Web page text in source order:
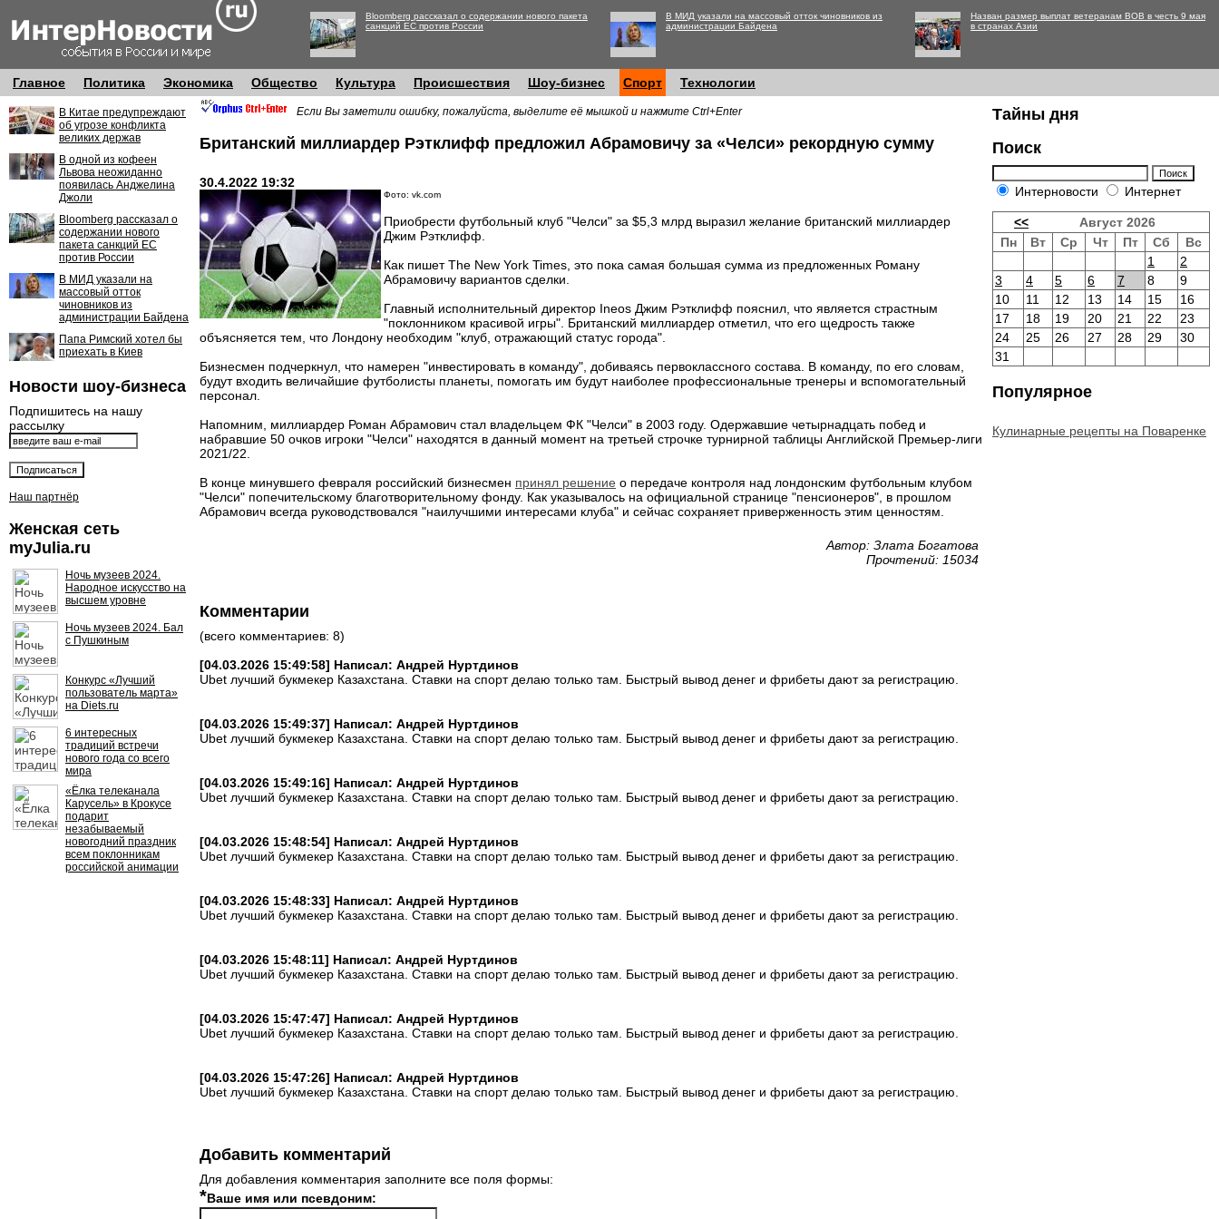
Bloomberg рассказал о содержании нового пакета
санкций ЕС против России
В МИД указали на массовый отток чиновников из
администрации Байдена
Назван размер выплат ветеранам ВОВ в честь 9 мая
в странах Азии
Главное Политика Экономика Общество Культура Происшествия Шоу-бизнес Спорт Технологии
В Китае предупреждают
об угрозе конфликта
великих держав
В одной из кофеен
Львова неожиданно
появилась Анджелина
Джоли
Bloomberg рассказал о
содержании нового
пакета санкций ЕС
против России
В МИД указали на
массовый отток
чиновников из
администрации Байдена
Папа Римский хотел бы
приехать в Киев
Новости шоу-бизнеса
Подпишитесь на нашу
рассылку
Наш партнёр
Женская сеть
myJulia.ru
Ночь музеев 2024.
Народное искусство на
высшем уровне
Ночь музеев 2024. Бал
с Пушкиным
Конкурс «Лучший
пользователь марта»
на Diets.ru
6 интересных
традиций встречи
нового года со всего
мира
«Ёлка телеканала
Карусель» в Крокусе
подарит
незабываемый
новогодний праздник
всем поклонникам
российской анимации
Если Вы заметили ошибку, пожалуйста, выделите её мышкой и нажмите Ctrl+Enter
Британский миллиардер Рэтклифф предложил Абрамовичу за «Челси» рекордную сумму
30.4.2022 19:32
Фото: vk.com
Приобрести футбольный клуб "Челси" за $5,3 млрд выразил желание британский миллиардер
Джим Рэтклифф.
Как пишет The New York Times, это пока самая большая сумма из предложенных Роману
Абрамовичу вариантов сделки.
Главный исполнительный директор Ineos Джим Рэтклифф пояснил, что является страстным
"поклонником красивой игры". Британский миллиардер отметил, что его щедрость также
объясняется тем, что Лондону необходим "клуб, отражающий статус города".
Бизнесмен подчеркнул, что намерен "инвестировать в команду", добиваясь первоклассного состава. В команду, по его словам,
будут входить величайшие футболисты планеты, помогать им будут наиболее профессиональные тренеры и вспомогательный
персонал.
Напомним, миллиардер Роман Абрамович стал владельцем ФК "Челси" в 2003 году. Одержавшие четырнадцать побед и
набравшие 50 очков игроки "Челси" находятся в данный момент на третьей строчке турнирной таблицы Английской Премьер-лиги
2021/22.
В конце минувшего февраля российский бизнесмен принял решение о передаче контроля над лондонским футбольным клубом
"Челси" попечительскому благотворительному фонду. Как указывалось на официальной странице "пенсионеров", в прошлом
Абрамович всегда руководствовался "наилучшими интересами клуба" и сейчас сохраняет приверженность этим ценностям.
Автор: Злата Богатова
Прочтений: 15034
Комментарии
(всего комментариев: 8)
[04.03.2026 15:49:58] Написал: Андрей Нуртдинов
Ubet лучший букмекер Казахстана. Ставки на спорт делаю только там. Быстрый вывод денег и фрибеты дают за регистрацию.
[04.03.2026 15:49:37] Написал: Андрей Нуртдинов
Ubet лучший букмекер Казахстана. Ставки на спорт делаю только там. Быстрый вывод денег и фрибеты дают за регистрацию.
[04.03.2026 15:49:16] Написал: Андрей Нуртдинов
Ubet лучший букмекер Казахстана. Ставки на спорт делаю только там. Быстрый вывод денег и фрибеты дают за регистрацию.
[04.03.2026 15:48:54] Написал: Андрей Нуртдинов
Ubet лучший букмекер Казахстана. Ставки на спорт делаю только там. Быстрый вывод денег и фрибеты дают за регистрацию.
[04.03.2026 15:48:33] Написал: Андрей Нуртдинов
Ubet лучший букмекер Казахстана. Ставки на спорт делаю только там. Быстрый вывод денег и фрибеты дают за регистрацию.
[04.03.2026 15:48:11] Написал: Андрей Нуртдинов
Ubet лучший букмекер Казахстана. Ставки на спорт делаю только там. Быстрый вывод денег и фрибеты дают за регистрацию.
[04.03.2026 15:47:47] Написал: Андрей Нуртдинов
Ubet лучший букмекер Казахстана. Ставки на спорт делаю только там. Быстрый вывод денег и фрибеты дают за регистрацию.
[04.03.2026 15:47:26] Написал: Андрей Нуртдинов
Ubet лучший букмекер Казахстана. Ставки на спорт делаю только там. Быстрый вывод денег и фрибеты дают за регистрацию.
Добавить комментарий
Для добавления комментария заполните все поля формы:
*Ваше имя или псевдоним:
Тайны дня
Поиск
Интерновости Интернет
<<
Август 2026
Пн
Вт Ср Чт Пт Сб
Вс
1
2
3
4 5 6 7 8
9
10
11 12 13 14 15
16
17
18 19 20 21 22
23
24
25 26 27 28 29
30
31
Популярное
Кулинарные рецепты на Поваренке